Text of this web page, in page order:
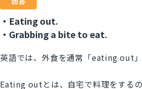
・Eating out.
・Grabbing a bite to eat.
英語では、外食を通常「eating out」
Eating outとは、自宅で料理をする